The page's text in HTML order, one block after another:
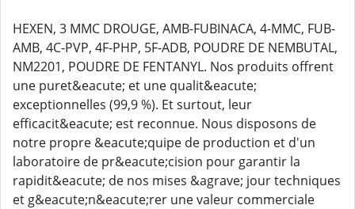
HEXEN, 3 MMC DROUGE, AMB-FUBINACA, 4-MMC, FUB-
AMB, 4C-PVP, 4F-PHP, 5F-ADB, POUDRE DE NEMBUTAL,
NM2201, POUDRE DE FENTANYL. Nos produits offrent
une puret&eacute; et une qualit&eacute;
exceptionnelles (99,9 %). Et surtout, leur
efficacit&eacute; est reconnue. Nous disposons de
notre propre &eacute;quipe de production et d'un
laboratoire de pr&eacute;cision pour garantir la
rapidit&eacute; de nos mises &agrave; jour techniques
et g&eacute;n&eacute;rer une valeur commerciale